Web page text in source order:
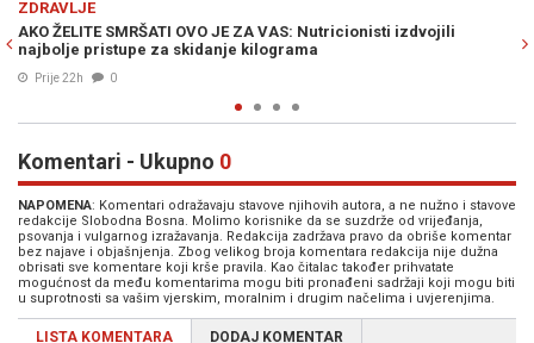
Nutricionisti izdvojili
HIT DIJETA TRUMPOVOG KABINETA
režima ljudi drastično mršaju, a jedu
Komentari - Ukupno 0
NAPOMENA: Komentari odražavaju stavove njihovih autora, a ne nužno i stavove
redakcije Slobodna Bosna. Molimo korisnike da se suzdrže od vrijeđanja,
psovanja i vulgarnog izražavanja. Redakcija zadržava pravo da obriše komentar
bez najave i objašnjenja. Zbog velikog broja komentara redakcija nije dužna
obrisati sve komentare koji krše pravila. Kao čitalac također prihvatate
mogućnost da među komentarima mogu biti pronađeni sadržaji koji mogu biti
u suprotnosti sa vašim vjerskim, moralnim i drugim načelima i uvjerenjima.
LISTA KOMENTARA DODAJ KOMENTAR